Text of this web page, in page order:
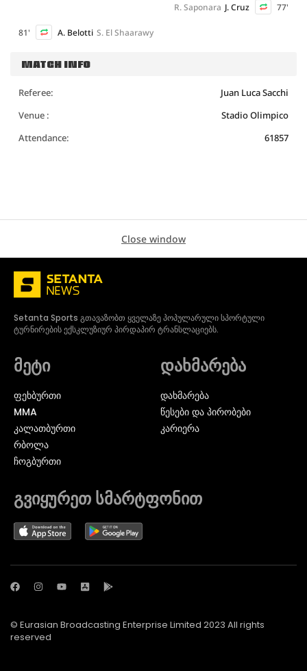
77'
J. Cruz
R. Saponara
81' A. Belotti S. El Shaarawy
MATCH INFO
Referee:
Juan Luca Sacchi
Venue :
Stadio Olimpico
Attendance:
61857
Close window
Setanta Sports გთავაზობთ ყველაზე პოპულარული სპორტული
ტურნირების ექსკლუზიურ პირდაპირ ტრანსლაციებს.
მეტი
ᲤᲔᲮᲑᲣᲠᲗᲘ
MMA
ᲙᲐᲚᲐᲗᲑᲣᲠᲗᲘ
ᲠᲑᲝᲚᲐ
ᲩᲝᲒᲑᲣᲠᲗᲘ
დახმარება
დახმარება
წესები და პირობები
კარიერა
გვიყურეთ სმარტფონით
© Eurasian Broadcasting Enterprise Limited 2023 All rights
reserved